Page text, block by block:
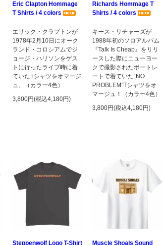
Eric Clapton Hommage
T Shirts / 4 colors
エリック・クラプトンが
1978年2月10日にオーク
ランド・コロシアムでジ
ョージ・ハリソンをゲス
トに行ったライブ時に着
ていたTシャツをオマージ
ュ。（カラー4色）
3,800円(税込4,180円)
Richards Hommage T
Shirts / 4 colors
キース・リチャーズが
1988年初のソロアルバム
『Talk Is Cheap』をリリ
ースした際にニューヨー
クで撮影されたポートレ
ートで着ていた“NO
PROBLEM”Tシャツをオ
マージュ！（カラー4色）
3,800円(税込4,180円)
Steppenwolf Logo T-Shirt Muscle Shoals Sound